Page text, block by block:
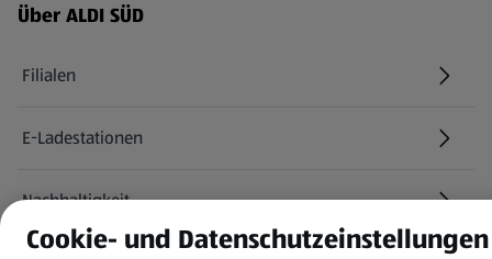
Über ALDI SÜD
Filialen
E-Ladestationen
Nachhaltigkeit
Cookie- und Datenschutzeinstellungen